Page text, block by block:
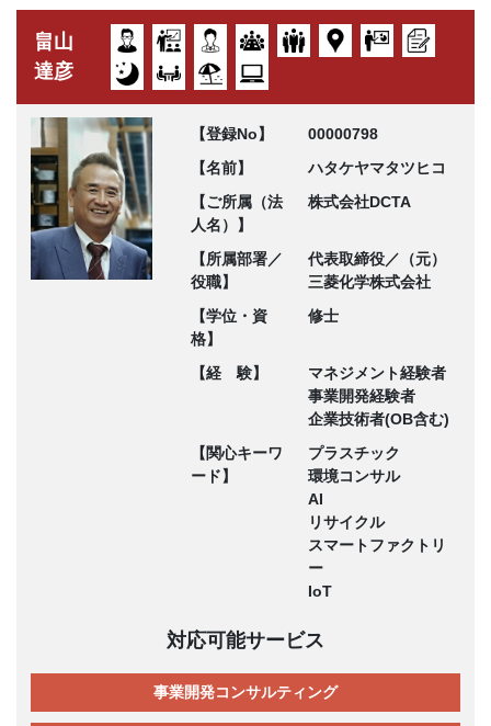
畠山
達彦
【登録No】
00000798
【名前】
ハタケヤマタツヒコ
【ご所属（法
人名）】
株式会社DCTA
【所属部署／
役職】
代表取締役／（元）
三菱化学株式会社
【学位・資
格】
修士
【経 験】
マネジメント経験者
事業開発経験者
企業技術者(OB含む)
【関心キーワ
ード】
プラスチック
環境コンサル
AI
リサイクル
スマートファクトリ
ー
IoT
対応可能サービス
事業開発コンサルティング